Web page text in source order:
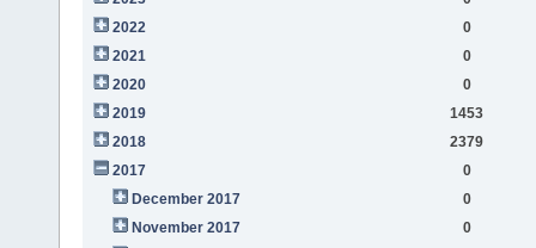
2022
0
2021
0
2020
0
2019
1453
2018
2379
2017
0
December 2017
0
November 2017
0